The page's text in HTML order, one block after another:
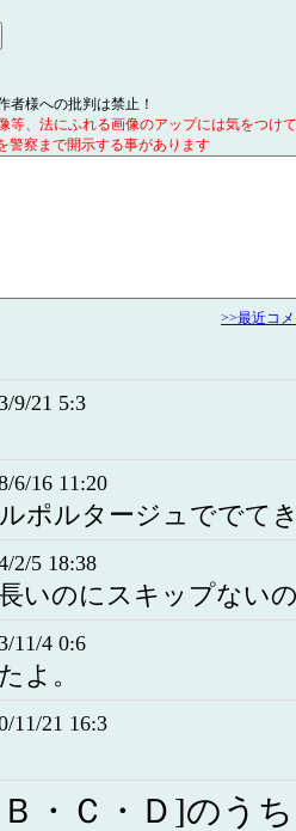
者様への批判は禁止！
等、法にふれる画像のアップには気をつけ
警察まで開示する事があります
>>最近コ
9/21 5:3
6/16 11:20
ポルタージュででて
2/5 18:38
いのにスキップない
11/4 0:6
よ。
11/21 16:3
・Ｃ・Ｄ]のう